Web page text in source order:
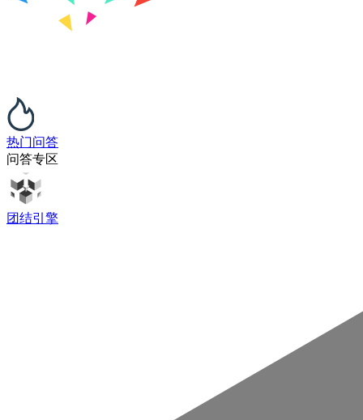
热门问答
问答专区
团结引擎